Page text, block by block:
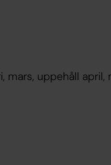
uppehåll april,